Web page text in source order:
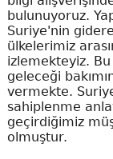
bulunuyoruz.
Suriye'nin
ülkelerimiz
izlemekteyiz.
geleceği
vermekte.
sahiplenme
geçirdiğimiz
olmuştur.